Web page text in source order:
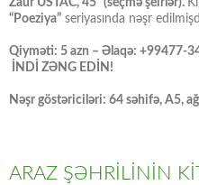
Zaur USTAC,“45” (seçmə şeirlər).
“Poeziya” seriyasında nəşr
Qiyməti: 5 azn – Əlaqə: +99477-
İNDİ ZƏNG EDİN!
Nəşr göstəriciləri: 64 səhifə, A5,
ARAZ ŞƏHRİLİNİN